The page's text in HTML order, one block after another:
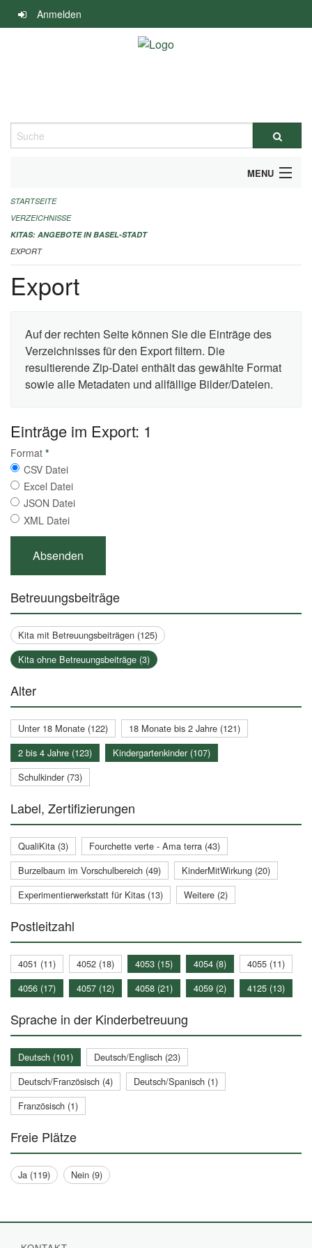
Navigation
überspringen
Anmelden
Suche
MENU
ALLGEMEINE INFORMATIONEN
IMPRESSUM
STARTSEITE
VERZEICHNISSE
KITAS: ANGEBOTE IN BASEL-STADT
EXPORT
Export
Auf der rechten Seite können Sie die Einträge des
Verzeichnisses für den Export filtern. Die
resultierende Zip-Datei enthält das gewählte Format
sowie alle Metadaten und allfällige Bilder/Dateien.
Einträge im Export: 1
Format *
CSV Datei
Excel Datei
JSON Datei
XML Datei
Betreuungsbeiträge
Kita mit Betreuungsbeiträgen (125)
Kita ohne Betreuungsbeiträge (3)
Alter
Unter 18 Monate (122)
18 Monate bis 2 Jahre (121)
2 bis 4 Jahre (123)
Kindergartenkinder (107)
Schulkinder (73)
Label, Zertifizierungen
QualiKita (3)
Fourchette verte - Ama terra (43)
Burzelbaum im Vorschulbereich (49)
KinderMitWirkung (20)
Experimentierwerkstatt für Kitas (13)
Weitere (2)
Postleitzahl
4051 (11) 4052 (18) 4053 (15) 4054 (8)
4055 (11)
4056 (17)
4057 (12) 4058 (21) 4059 (2) 4125 (13)
Sprache in der Kinderbetreuung
Deutsch (101)
Deutsch/Englisch (23)
Deutsch/Französisch (4)
Deutsch/Spanisch (1)
Französisch (1)
Freie Plätze
Ja (119) Nein (9)